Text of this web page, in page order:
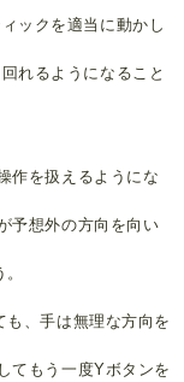
ックを適当に動かし
れるようになること
作を扱えるようにな
予想外の方向を向い
、手は無理な方向を
てもう一度Yボタンを